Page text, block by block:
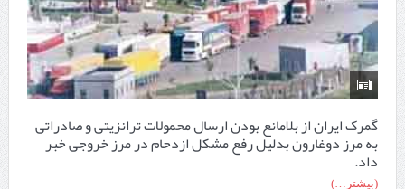
گمرک ایران از بلامانع بودن ارسال محمولات ترانزیتی و صادراتی
به مرز دوغارون بدلیل رفع مشکل ازدحام در مرز خروجی خبر
داد.
(بیشتر…)